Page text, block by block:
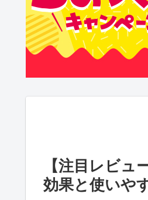
【注目レビュ
効果と使いや